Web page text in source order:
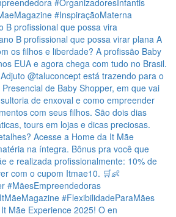
B profissional que possa vira
Mãe Experience 2025! O en